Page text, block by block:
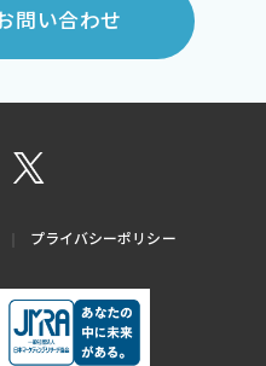
問い合わせ
プライバシーポリシー